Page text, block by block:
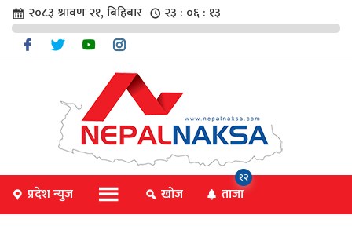
२०८३ श्रावण २१, बिहिबार २३ : ०६ : १४
प्रदेश न्युज खोज ताजा
१२